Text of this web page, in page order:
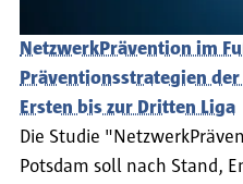
NetzwerkPrävention im
Präventionsstrategien
Ersten bis zur Dritten Liga
Die Studie
Potsdam soll nach Stand,